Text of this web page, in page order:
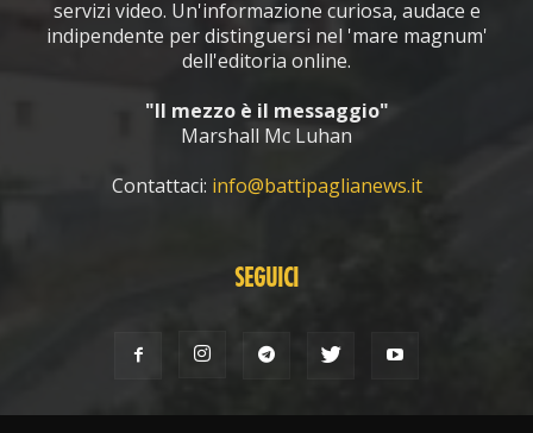
servizi video. Un'informazione curiosa, audace e
indipendente per distinguersi nel 'mare magnum'
dell'editoria online.
"Il mezzo è il messaggio"
Marshall Mc Luhan
Contattaci: info@battipaglianews.it
SEGUICI